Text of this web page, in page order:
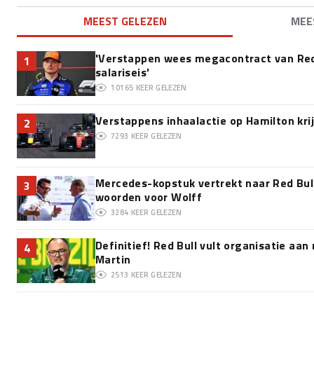
MEEST GELEZEN
1
'Verstappen wees megacontract van
salariseis'
10165 KEER GELEZEN
2 Verstappens inhaalactie op Hamilton
7293 KEER GELEZEN
3
Mercedes-kopstuk vertrekt naar Red
woorden voor Wolff
3284 KEER GELEZEN
4
Definitief! Red Bull vult organisatie aan
Martin
2513 KEER GELEZEN